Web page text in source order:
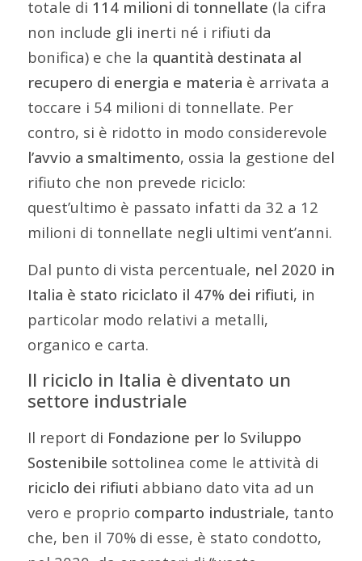
totale di 114 milioni di tonnellate (la cifra
non include gli inerti né i rifiuti da
bonifica) e che la quantità destinata al
recupero di energia e materia è arrivata a
toccare i 54 milioni di tonnellate. Per
contro, si è ridotto in modo considerevole
l’avvio a smaltimento, ossia la gestione del
rifiuto che non prevede riciclo:
quest’ultimo è passato infatti da 32 a 12
milioni di tonnellate negli ultimi vent’anni.
Dal punto di vista percentuale, nel 2020 in
Italia è stato riciclato il 47% dei rifiuti, in
particolar modo relativi a metalli,
organico e carta.
Il riciclo in Italia è diventato un
settore industriale
Il report di Fondazione per lo Sviluppo
Sostenibile sottolinea come le attività di
riciclo dei rifiuti abbiano dato vita ad un
vero e proprio comparto industriale, tanto
che, ben il 70% di esse, è stato condotto,